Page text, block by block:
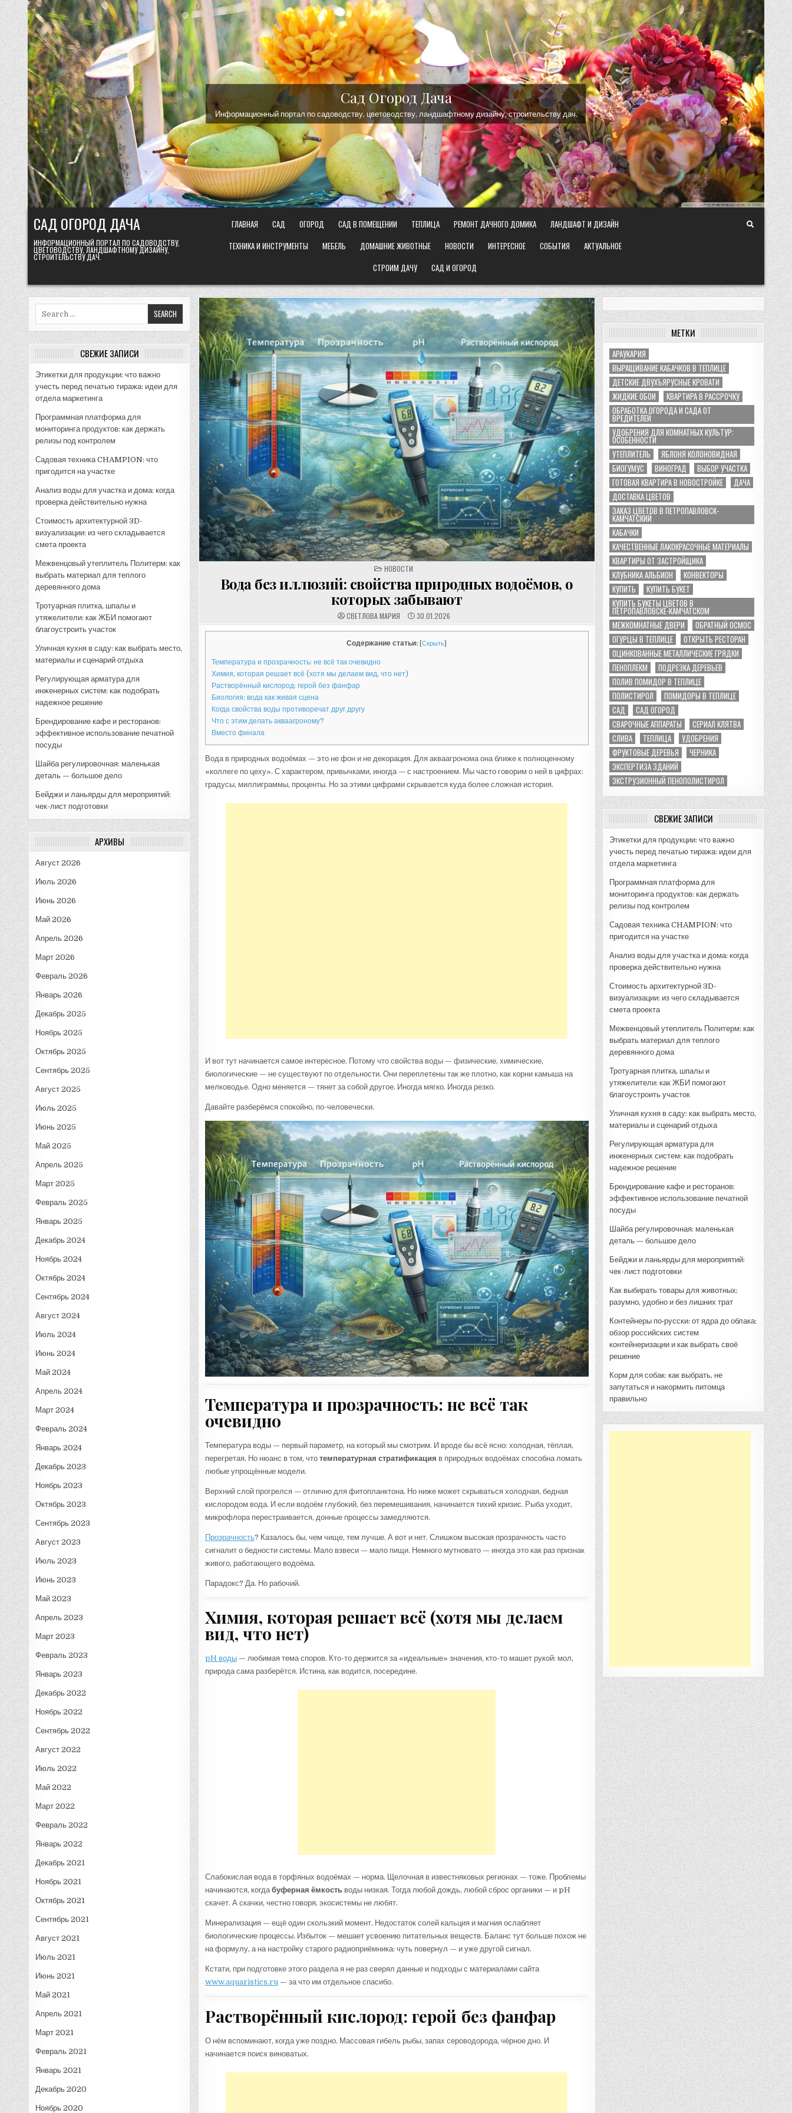
Skip
to
content
Сад Огород Дача
Информационный портал по садоводству, цветоводству, ландшафтному дизайну, строительству дач.
САД ОГОРОД ДАЧА
ИНФОРМАЦИОННЫЙ ПОРТАЛ ПО САДОВОДСТВУ,
ЦВЕТОВОДСТВУ, ЛАНДШАФТНОМУ ДИЗАЙНУ,
СТРОИТЕЛЬСТВУ ДАЧ.
ГЛАВНАЯ САД ОГОРОД САД В ПОМЕЩЕНИИ ТЕПЛИЦА РЕМОНТ ДАЧНОГО ДОМИКА
ЛАНДШАФТ И ДИЗАЙН
ТЕХНИКА И ИНСТРУМЕНТЫ
МЕБЕЛЬ ДОМАШНИЕ ЖИВОТНЫЕ НОВОСТИ ИНТЕРЕСНОЕ СОБЫТИЯ
АКТУАЛЬНОЕ
СТРОИМ ДАЧУ
САД И ОГОРОД
СВЕЖИЕ ЗАПИСИ
Этикетки для продукции: что важно
учесть перед печатью тиража: идеи для
отдела маркетинга
Программная платформа для
мониторинга продуктов: как держать
релизы под контролем
Садовая техника CHAMPION: что
пригодится на участке
Анализ воды для участка и дома: когда
проверка действительно нужна
Стоимость архитектурной 3D-
визуализации: из чего складывается
смета проекта
Межвенцовый утеплитель Политерм: как
выбрать материал для теплого
деревянного дома
Тротуарная плитка, шпалы и
утяжелители: как ЖБИ помогают
благоустроить участок
Уличная кухня в саду: как выбрать место,
материалы и сценарий отдыха
Регулирующая арматура для
инженерных систем: как подобрать
надежное решение
Брендирование кафе и ресторанов:
эффективное использование печатной
посуды
Шайба регулировочная: маленькая
деталь — большое дело
Бейджи и ланьярды для мероприятий:
чек-лист подготовки
АРХИВЫ
Август 2026
Июль 2026
Июнь 2026
Май 2026
Апрель 2026
Март 2026
Февраль 2026
Январь 2026
Декабрь 2025
Ноябрь 2025
Октябрь 2025
Сентябрь 2025
Август 2025
Июль 2025
Июнь 2025
Май 2025
Апрель 2025
Март 2025
Февраль 2025
Январь 2025
Декабрь 2024
Ноябрь 2024
Октябрь 2024
Сентябрь 2024
Август 2024
Июль 2024
Июнь 2024
Май 2024
Апрель 2024
Март 2024
Февраль 2024
Январь 2024
Декабрь 2023
Ноябрь 2023
Октябрь 2023
Сентябрь 2023
Август 2023
Июль 2023
Июнь 2023
Май 2023
Апрель 2023
Март 2023
Февраль 2023
Январь 2023
Декабрь 2022
Ноябрь 2022
Сентябрь 2022
Август 2022
Июль 2022
Май 2022
Март 2022
Февраль 2022
Январь 2022
Декабрь 2021
Ноябрь 2021
Октябрь 2021
Сентябрь 2021
Август 2021
Июль 2021
Июнь 2021
Май 2021
Апрель 2021
Март 2021
Февраль 2021
Январь 2021
Декабрь 2020
Ноябрь 2020
POSTED
IN
НОВОСТИ
Вода без иллюзий: свойства природных водоёмов, о
которых забывают
СВЕТЛОВА МАРИЯ 30.01.2026
Содержание статьи: [Скрыть]
Температура и прозрачность: не всё так очевидно
Химия, которая решает всё (хотя мы делаем вид, что нет)
Растворённый кислород: герой без фанфар
Биология: вода как живая сцена
Когда свойства воды противоречат друг другу
Что с этим делать акваагроному?
Вместо финала
Вода в природных водоёмах — это не фон и не декорация. Для акваагронома она ближе к полноценному
«коллеге по цеху». С характером, привычками, иногда — с настроением. Мы часто говорим о ней в цифрах:
градусы, миллиграммы, проценты. Но за этими цифрами скрывается куда более сложная история.
И вот тут начинается самое интересное. Потому что свойства воды — физические, химические,
биологические — не существуют по отдельности. Они переплетены так же плотно, как корни камыша на
мелководье. Одно меняется — тянет за собой другое. Иногда мягко. Иногда резко.
Давайте разберёмся спокойно, по-человечески.
Температура и прозрачность: не всё так
очевидно
Температура воды — первый параметр, на который мы смотрим. И вроде бы всё ясно: холодная, тёплая,
перегретая. Но нюанс в том, что температурная стратификация в природных водоёмах способна ломать
любые упрощённые модели.
Верхний слой прогрелся — отлично для фитопланктона. Но ниже может скрываться холодная, бедная
кислородом вода. И если водоём глубокий, без перемешивания, начинается тихий кризис. Рыба уходит,
микрофлора перестраивается, донные процессы замедляются.
Прозрачность? Казалось бы, чем чище, тем лучше. А вот и нет. Слишком высокая прозрачность часто
сигналит о бедности системы. Мало взвеси — мало пищи. Немного мутновато — иногда это как раз признак
живого, работающего водоёма.
Парадокс? Да. Но рабочий.
Химия, которая решает всё (хотя мы делаем
вид, что нет)
pH воды— любимая тема споров. Кто-то держится за «идеальные» значения, кто-то машет рукой: мол,
природа сама разберётся. Истина, как водится, посередине.
Слабокислая вода в торфяных водоёмах — норма. Щелочная в известняковых регионах — тоже. Проблемы
начинаются, когдабуферная ёмкостьводы низкая. Тогда любой дождь, любой сброс органики — и pH
скачет. А скачки, честно говоря, экосистемы не любят.
Минерализация — ещё один скользкий момент. Недостаток солей кальция и магния ослабляет
биологические процессы. Избыток — мешает усвоению питательных веществ. Баланс тут больше похож не
на формулу, а на настройку старого радиоприёмника: чуть повернул — и уже другой сигнал.
Кстати, при подготовке этого раздела я не раз сверял данные и подходы с материалами сайта
www.aquaristics.ru— за что им отдельное спасибо.
Растворённый кислород: герой без фанфар
О нём вспоминают, когда уже поздно. Массовая гибель рыбы, запах сероводорода, чёрное дно. И
начинается поиск виноватых.
МЕТКИ
АРАУКАРИЯ
ВЫРАЩИВАНИЕ КАБАЧКОВ В ТЕПЛИЦЕ
ДЕТСКИЕ ДВУХЪЯРУСНЫЕ КРОВАТИ
ЖИДКИЕ ОБОИ
КВАРТИРА В РАССРОЧКУ
ОБРАБОТКА ОГОРОДА И САДА ОТ
ВРЕДИТЕЛЕЙ
УДОБРЕНИЯ ДЛЯ КОМНАТНЫХ КУЛЬТУР:
ОСОБЕННОСТИ
УТЕПЛИТЕЛЬ
ЯБЛОНЯ КОЛОНОВИДНАЯ
БИОГУМУС
ВИНОГРАД
ВЫБОР УЧАСТКА
ГОТОВАЯ КВАРТИРА В НОВОСТРОЙКЕ
ДАЧА
ДОСТАВКА ЦВЕТОВ
ЗАКАЗ ЦВЕТОВ В ПЕТРОПАВЛОВСК-
КАМЧАТСКИЙ
КАБАЧКИ
КАЧЕСТВЕННЫЕ ЛАКОКРАСОЧНЫЕ МАТЕРИАЛЫ
КВАРТИРЫ ОТ ЗАСТРОЙЩИКА
КЛУБНИКА АЛЬБИОН
КОНВЕКТОРЫ
КУПИТЬ
КУПИТЬ БУКЕТ
КУПИТЬ БУКЕТЫ ЦВЕТОВ В
ПЕТРОПАВЛОВСКЕ-КАМЧАТСКОМ
МЕЖКОМНАТНЫЕ ДВЕРИ
ОБРАТНЫЙ ОСМОС
ОГУРЦЫ В ТЕПЛИЦЕ
ОТКРЫТЬ РЕСТОРАН
ОЦИНКОВАННЫЕ МЕТАЛЛИЧЕСКИЕ ГРЯДКИ
ПЕНОПЛЕКМ
ПОДРЕЗКА ДЕРЕВЬЕВ
ПОЛИВ ПОМИДОР В ТЕПЛИЦЕ
ПОЛИСТИРОЛ
ПОМИДОРЫ В ТЕПЛИЦЕ
САД
САД ОГОРОД
СВАРОЧНЫЕ АППАРАТЫ
СЕРИАЛ КЛЯТВА
СЛИВА
ТЕПЛИЦА
УДОБРЕНИЯ
ФРУКТОВЫЕ ДЕРЕВЬЯ
ЧЕРНИКА
ЭКСПЕРТИЗА ЗДАНИЙ
ЭКСТРУЗИОННЫЙ ПЕНОПОЛИСТИРОЛ
СВЕЖИЕ ЗАПИСИ
Этикетки для продукции: что важно
учесть перед печатью тиража: идеи для
отдела маркетинга
Программная платформа для
мониторинга продуктов: как держать
релизы под контролем
Садовая техника CHAMPION: что
пригодится на участке
Анализ воды для участка и дома: когда
проверка действительно нужна
Стоимость архитектурной 3D-
визуализации: из чего складывается
смета проекта
Межвенцовый утеплитель Политерм: как
выбрать материал для теплого
деревянного дома
Тротуарная плитка, шпалы и
утяжелители: как ЖБИ помогают
благоустроить участок
Уличная кухня в саду: как выбрать место,
материалы и сценарий отдыха
Регулирующая арматура для
инженерных систем: как подобрать
надежное решение
Брендирование кафе и ресторанов:
эффективное использование печатной
посуды
Шайба регулировочная: маленькая
деталь — большое дело
Бейджи и ланьярды для мероприятий:
чек-лист подготовки
Как выбирать товары для животных:
разумно, удобно и без лишних трат
Контейнеры по‑русски: от ядра до облака:
обзор российских систем
контейнеризации и как выбрать своё
решение
Корм для собак: как выбрать, не
запутаться и накормить питомца
правильно